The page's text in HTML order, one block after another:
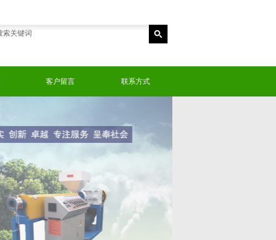
客户留言 联系方式